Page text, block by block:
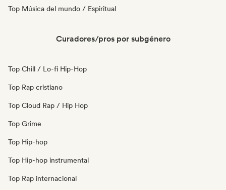
Top Música del mundo / Espiritual
Curadores/pros por subgénero
Top Chill / Lo-fi Hip-Hop
Top Rap cristiano
Top Cloud Rap / Hip Hop
Top Grime
Top Hip-hop
Top Hip-hop instrumental
Top Rap internacional